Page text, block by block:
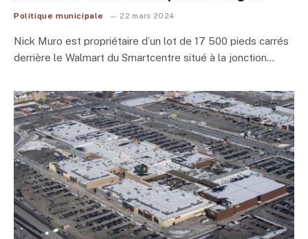
Politique municipale 22 mars 2024
Nick Muro est propriétaire d’un lot de 17 500 pieds carrés
derrière le Walmart du Smartcentre situé à la jonction…